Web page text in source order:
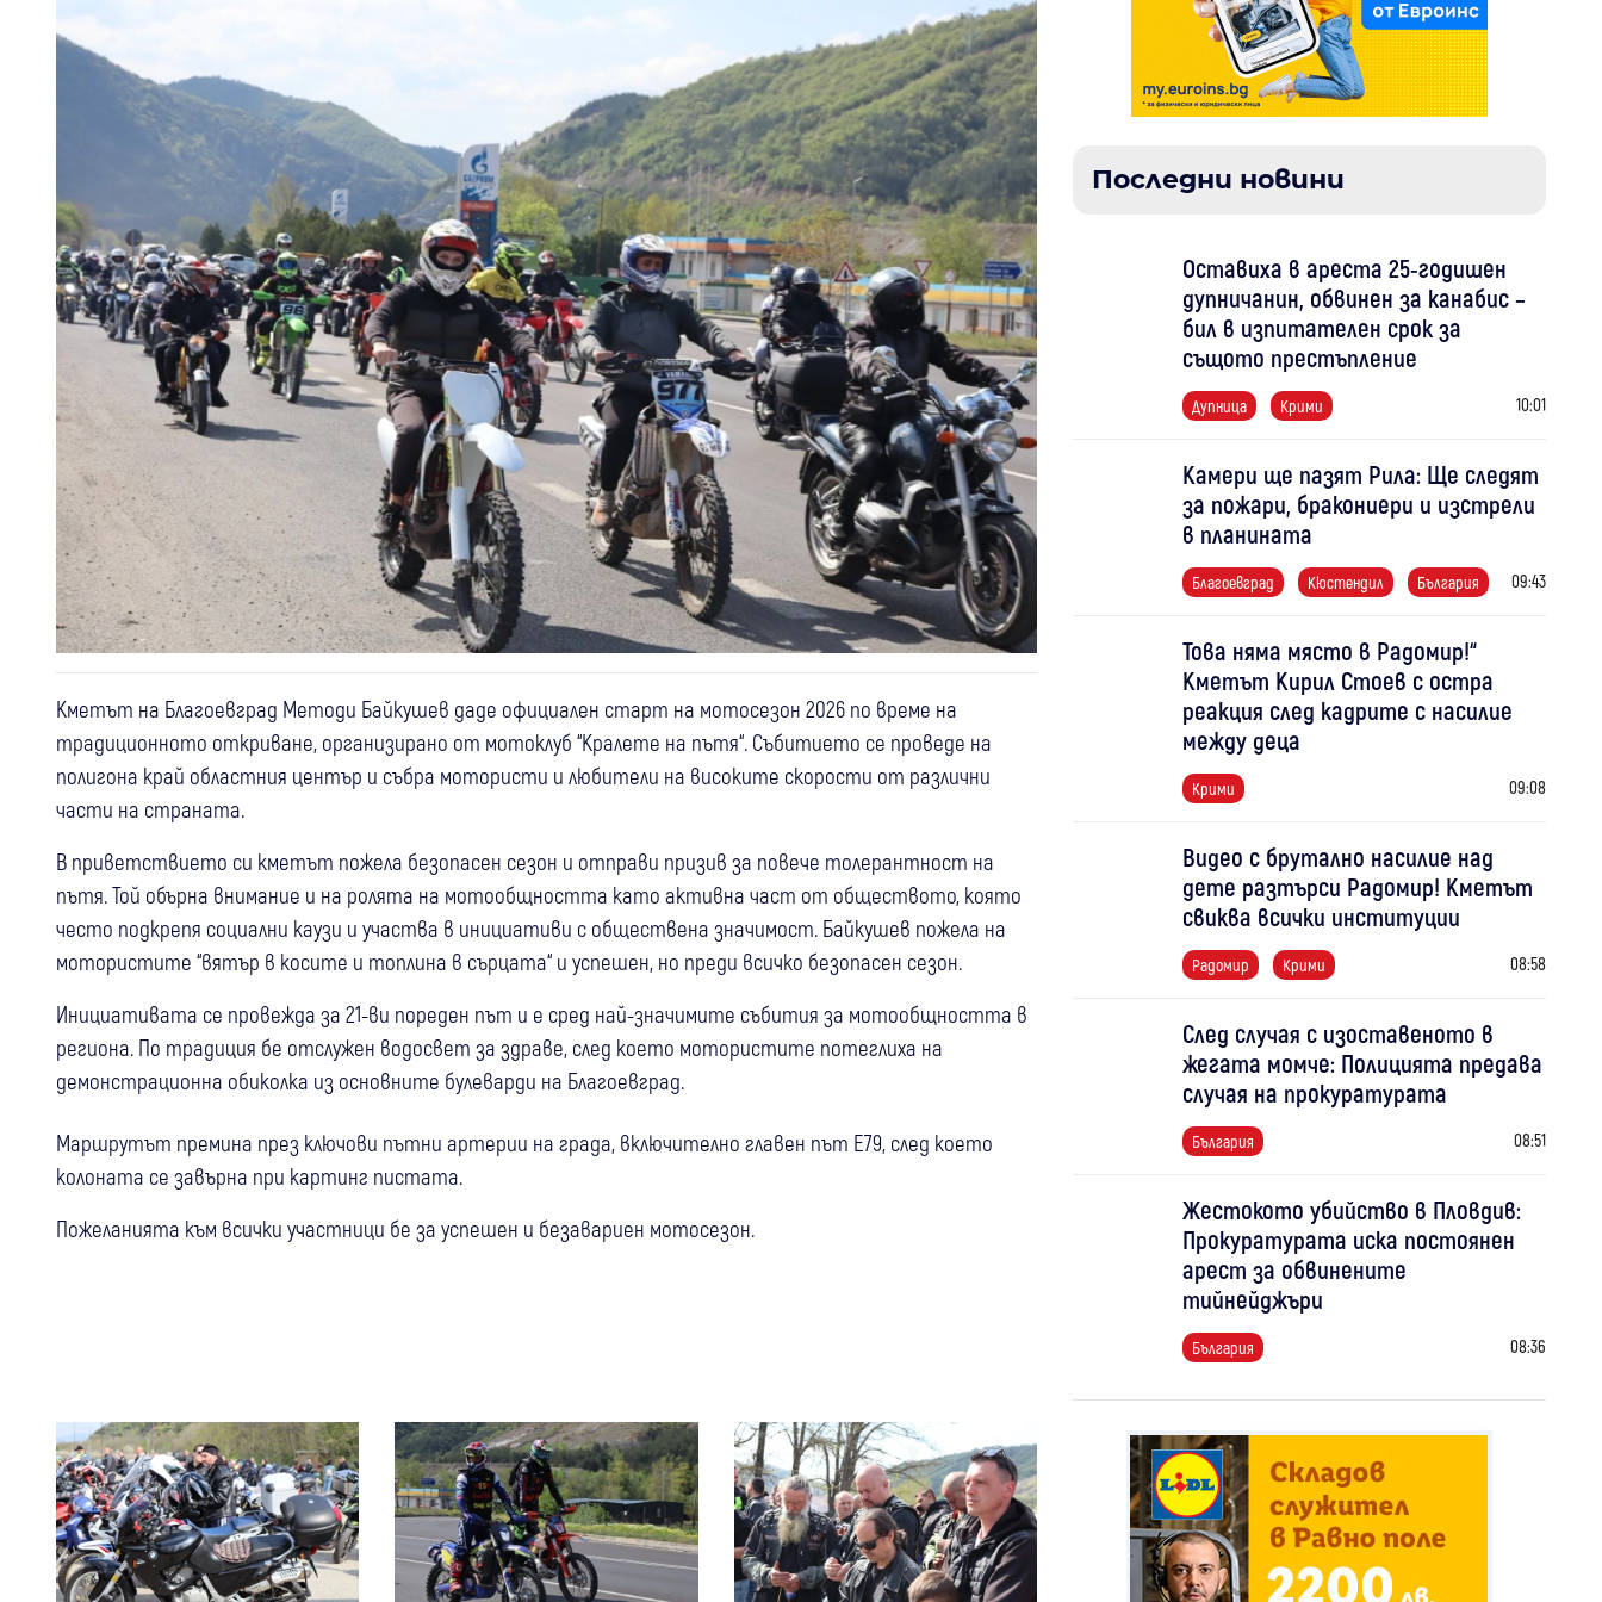
Кметът на Благоевград Методи Байкушев даде официален старт на мотосезон 2026 по време на
традиционното откриване, организирано от мотоклуб “Кралете на пътя“. Събитието се проведе на
полигона край областния център и събра мотористи и любители на високите скорости от различни
части на страната.
В приветствието си кметът пожела безопасен сезон и отправи призив за повече толерантност на
пътя. Той обърна внимание и на ролята на мотообщността като активна част от обществото, която
често подкрепя социални каузи и участва в инициативи с обществена значимост. Байкушев пожела на
мотористите “вятър в косите и топлина в сърцата“ и успешен, но преди всичко безопасен сезон.
Инициативата се провежда за 21-ви пореден път и е сред най-значимите събития за мотообщността в
региона. По традиция бе отслужен водосвет за здраве, след което мотористите потеглиха на
демонстрационна обиколка из основните булеварди на Благоевград.
Маршрутът премина през ключови пътни артерии на града, включително главен път Е79, след което
колоната се завърна при картинг пистата.
Пожеланията към всички участници бе за успешен и безавариен мотосезон.
Последни новини
Оставиха в ареста 25-годишен
дупничанин, обвинен за канабис –
бил в изпитателен срок за
същото престъпление
Дупница Крими 10:01
Камери ще пазят Рила: Ще следят
за пожари, бракониери и изстрели
в планината
Благоевград Кюстендил България 09:43
Това няма място в Радомир!“
Кметът Кирил Стоев с остра
реакция след кадрите с насилие
между деца
Крими 09:08
Видео с брутално насилие над
дете разтърси Радомир! Кметът
свиква всички институции
Радомир Крими 08:58
След случая с изоставеното в
жегата момче: Полицията предава
случая на прокуратурата
България 08:51
Жестокото убийство в Пловдив:
Прокуратурата иска постоянен
арест за обвинените
тийнейджъри
България 08:36